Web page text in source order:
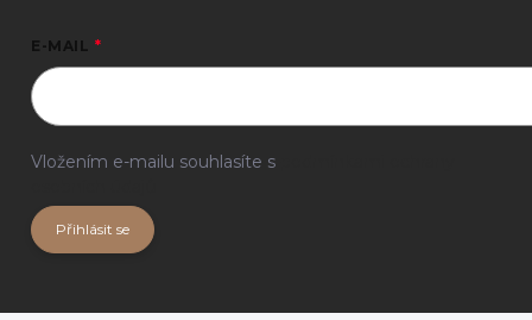
E-MAIL
Vložením e-mailu souhlasíte s
Přihlásit se